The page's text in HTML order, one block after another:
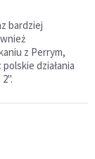
bardziej
z Perrym,
działania